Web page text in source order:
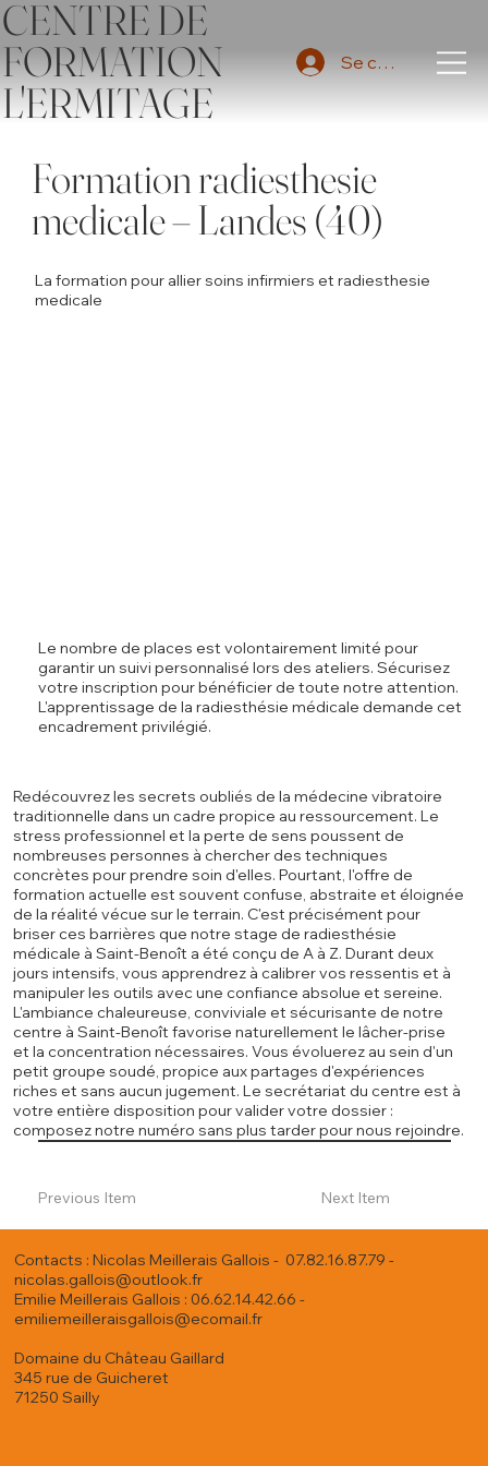
CENTRE DE
FORMATION
L'ERMITAGE
Se connecter
Formation radiesthesie
medicale – Landes (40)
La formation pour allier soins infirmiers et radiesthesie
medicale
Le nombre de places est volontairement limité pour
garantir un suivi personnalisé lors des ateliers. Sécurisez
votre inscription pour bénéficier de toute notre attention.
L'apprentissage de la radiesthésie médicale demande cet
encadrement privilégié.
Redécouvrez les secrets oubliés de la médecine vibratoire
traditionnelle dans un cadre propice au ressourcement. Le
stress professionnel et la perte de sens poussent de
nombreuses personnes à chercher des techniques
concrètes pour prendre soin d'elles. Pourtant, l'offre de
formation actuelle est souvent confuse, abstraite et éloignée
de la réalité vécue sur le terrain. C'est précisément pour
briser ces barrières que notre stage de radiesthésie
médicale à Saint-Benoît a été conçu de A à Z. Durant deux
jours intensifs, vous apprendrez à calibrer vos ressentis et à
manipuler les outils avec une confiance absolue et sereine.
L'ambiance chaleureuse, conviviale et sécurisante de notre
centre à Saint-Benoît favorise naturellement le lâcher-prise
et la concentration nécessaires. Vous évoluerez au sein d'un
petit groupe soudé, propice aux partages d'expériences
riches et sans aucun jugement. Le secrétariat du centre est à
votre entière disposition pour valider votre dossier :
composez notre numéro sans plus tarder pour nous rejoindre.
Previous Item Next Item
Contacts : Nicolas Meillerais Gallois - 07.82.16.87.79 -
nicolas.gallois@outlook.fr
Emilie Meillerais Gallois : 06.62.14.42.66 -
emiliemeilleraisgallois@ecomail.fr
Domaine du Château Gaillard
345 rue de Guicheret
71250 Sailly